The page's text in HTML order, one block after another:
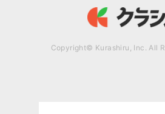
Copyright© Kurashiru, Inc. All